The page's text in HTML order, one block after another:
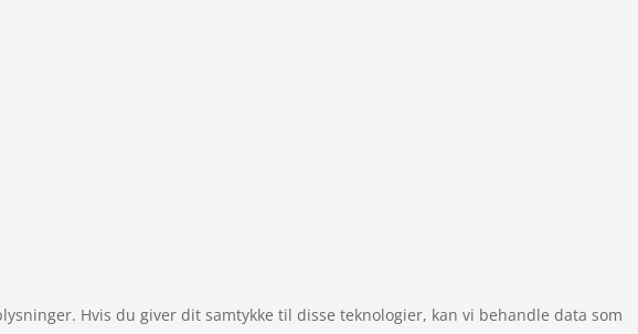
Hvis du giver dit samtykke til disse teknologier, kan vi behandle data som